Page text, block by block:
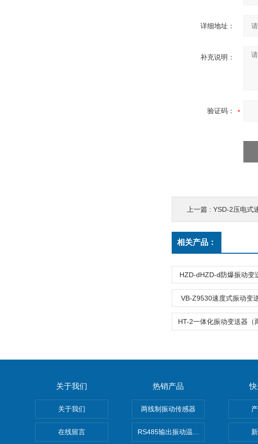
详细地址：
补充说明：
验证码：
上一篇 : YSD-2压电式
相关产品：
HZD-dHZD-d防爆振动变
VB-Z9530速度式振动变
关于我们
关于我们
在线留言
热销产品
两线制振动传感器
RS485输出振动温度传感器